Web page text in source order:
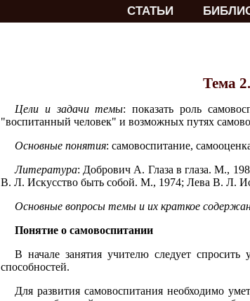
СТАТЬИ
Тема
Цели и задачи темы: показать роль
"воспитанный человек" и возможных путях
Основные понятия: самовоспитание,
Литература: Добрович А. Глаза в глаза. М.,
В. Л. Искусство быть собой. М., 1974; Лева В. Л.
Основные вопросы темы и их краткое
Понятие о самовоспитании
В начале занятия учителю следует спросить
способностей.
Для развития самовоспитания необходимо